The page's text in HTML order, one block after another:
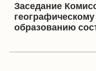
Заседание
образованию